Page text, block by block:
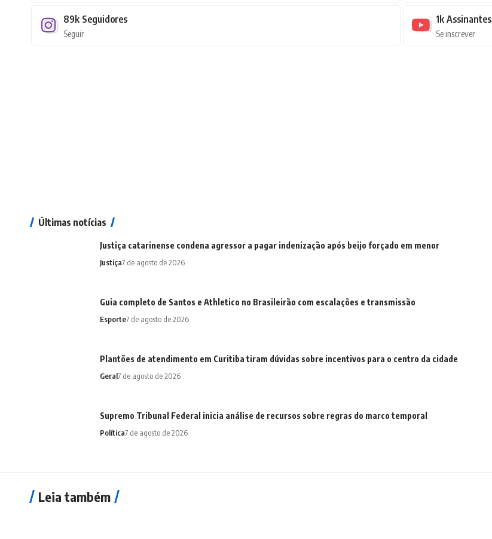
89k Seguidores
Seguir
1k Assinantes
Se inscrever
Últimas notícias
Justiça catarinense condena agressor a pagar indenização após beijo forçado em menor
Justiça7 de agosto de 2026
Guia completo de Santos e Athletico no Brasileirão com escalações e transmissão
Esporte7 de agosto de 2026
Plantões de atendimento em Curitiba tiram dúvidas sobre incentivos para o centro da cidade
Geral7 de agosto de 2026
Supremo Tribunal Federal inicia análise de recursos sobre regras do marco temporal
Política7 de agosto de 2026
Leia também